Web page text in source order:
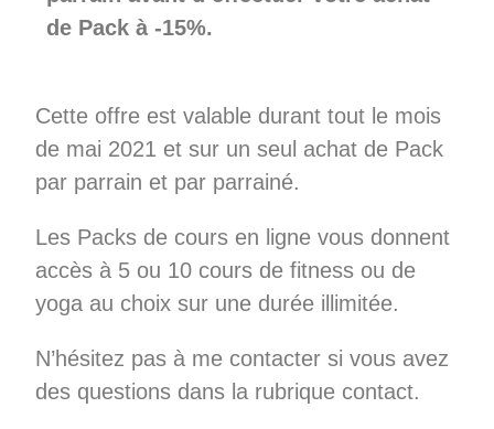
de Pack à -15%.
Cette offre est valable durant tout le mois
de mai 2021 et sur un seul achat de Pack
par parrain et par parrainé.
Les Packs de cours en ligne vous donnent
accès à 5 ou 10 cours de fitness ou de
yoga au choix sur une durée illimitée.
N’hésitez pas à me contacter si vous avez
des questions dans la rubrique contact.